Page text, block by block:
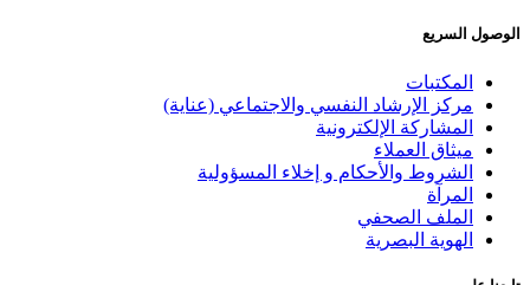
الوصول السريع
المكتبات
مركز الإرشاد النفسي والاجتماعي (عناية)
المشاركة الإلكترونية
ميثاق العملاء
الشروط والأحكام و إخلاء المسؤولية
المرآة
الملف الصحفي
الهوية البصرية